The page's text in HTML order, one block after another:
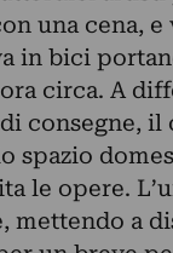
una cena, e
in bici
circa. A
consegne,
spazio
le opere.
mettendo a